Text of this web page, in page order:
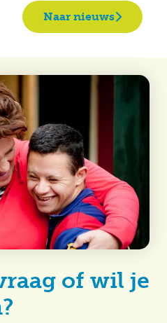
Naar nieuws
of wil je